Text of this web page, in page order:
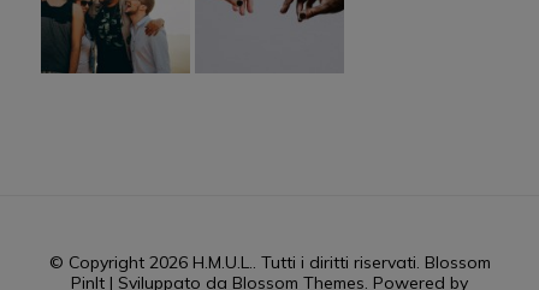
© Copyright 2026 H.M.U.L.. Tutti i diritti riservati. Blossom
PinIt | Sviluppato da Blossom Themes. Powered by